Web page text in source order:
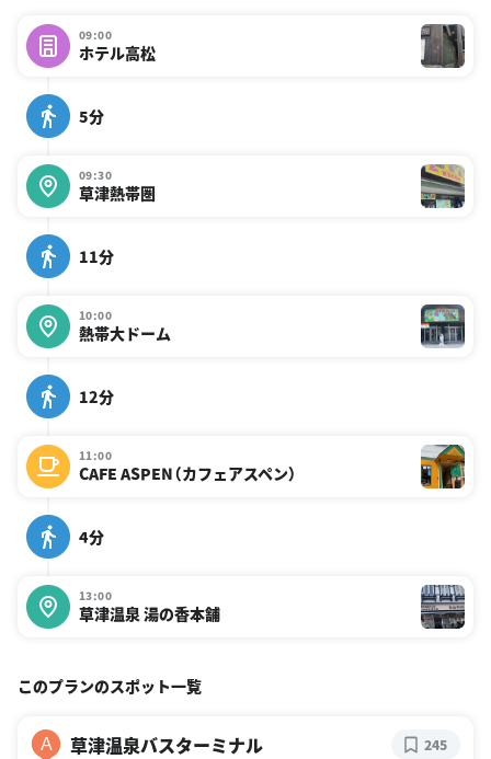
09:00
ホテル高松
5分
09:30
草津熱帯圏
11分
10:00
熱帯大ドーム
12分
11:00
CAFE ASPEN（カフェアスペン）
4分
13:00
草津温泉 湯の香本舗
このプランのスポット一覧
A 草津温泉バスターミナル 245